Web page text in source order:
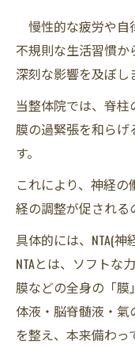
慢性的な疲労や自
不規則な生活習慣
深刻な影響を及ぼし
当整体院では、脊
膜の過緊張を和らげ
す。
これにより、神経
経の調整が促される
具体的には、NTA(神
NTAとは、ソフトな
膜などの全身の「膜
体液・脳脊髄液・
を整え、本来備わっ